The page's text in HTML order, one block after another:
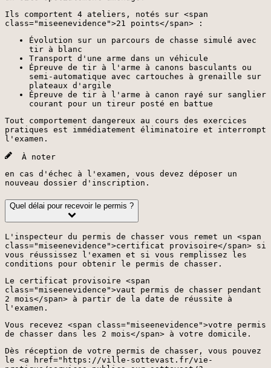
Ils comportent 4 ateliers, notés sur <span
class="miseenevidence">21 points</span> :
Évolution sur un parcours de chasse simulé avec
tir à blanc
Transport d'une arme dans un véhicule
Épreuve de tir à l'arme à canons basculants ou
semi-automatique avec cartouches à grenaille sur
plateaux d'argile
Épreuve de tir à l'arme à canon rayé sur sanglier
courant pour un tireur posté en battue
Tout comportement dangereux au cours des exercices
pratiques est immédiatement éliminatoire et interrompt
l'examen.
À noter
en cas d'échec à l'examen, vous devez déposer un
nouveau dossier d'inscription.
Quel délai pour recevoir le permis ?
L'inspecteur du permis de chasser vous remet un <span
class="miseenevidence">certificat provisoire</span> si
vous réussissez l'examen et si vous remplissez les
conditions pour obtenir le permis de chasser.
Le certificat provisoire <span
class="miseenevidence">vaut permis de chasser pendant
2 mois</span> à partir de la date de réussite à
l'examen.
Vous recevez <span class="miseenevidence">votre permis
de chasser dans les 2 mois</span> à votre domicile.
Dès réception de votre permis de chasser, vous pouvez
le <a href="https://ville-sottevast.fr/vie-